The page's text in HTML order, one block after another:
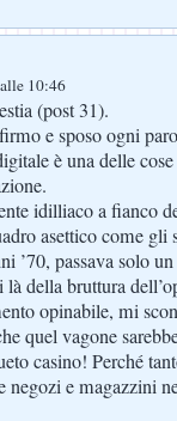
10:46
(post 31).
e sposo ogni
è una delle
idilliaco a fianco
asettico come gli
’70, passava solo
della bruttura
opinabile, mi
quel vagone
casino! Perché
e magazzini